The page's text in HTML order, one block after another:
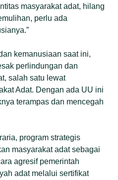
masyarakat adat, hilang
perlu ada
kemanusiaan saat ini,
perlindungan dan
salah satu lewat
Adat. Dengan ada UU ini
terampas dan mencegah
program strategis
masyarakat adat sebagai
agresif pemerintah
adat melalui sertifikat